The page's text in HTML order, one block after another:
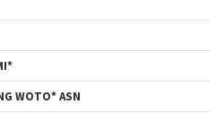
WOTO* ASN